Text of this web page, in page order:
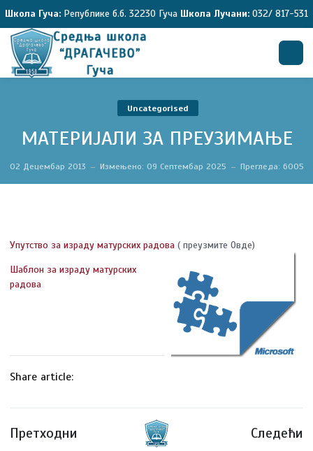
Школа Гуча: Републике б.б. 32230 Гуча Школа Лучани: 032/ 817-531
МАТЕРИЈАЛИ ЗА ПРЕУЗИМАЊЕ
Uncategorised
02 Децембар 2013 Измењено: 09 Септембар 2025 Прегледа: 6005
Упутство за израду матурских радова ( преузмите Овде)
Шаблон за израду матурских
радова
Share article:
Претходни Следећи